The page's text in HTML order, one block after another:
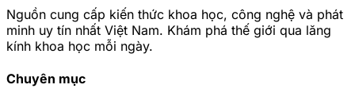
Nguồn cung cấp kiến thức khoa học, công nghệ và phát
minh uy tín nhất Việt Nam. Khám phá thế giới qua lăng
kính khoa học mỗi ngày.
Chuyên mục